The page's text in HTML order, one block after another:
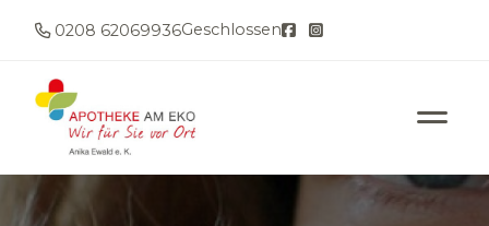
0208 62069936Geschlossen